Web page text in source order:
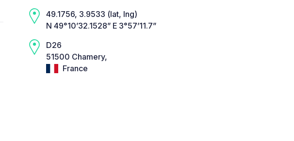
49.1756, 3.9533 (lat, lng)
N 49°10’32.1528” E 3°57’11.7”
D26
51500 Chamery,
France